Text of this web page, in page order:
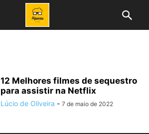
12 Melhores filmes de sequestro
para assistir na Netflix
Lúcio de Oliveira - 7 de maio de 2022